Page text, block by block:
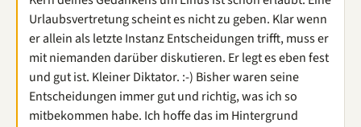
Urlaubsvertretung scheint es nicht zu geben. Klar wenn
er allein als letzte Instanz Entscheidungen trifft, muss er
mit niemanden darüber diskutieren. Er legt es eben fest
und gut ist. Kleiner Diktator. :-) Bisher waren seine
Entscheidungen immer gut und richtig, was ich so
mitbekommen habe. Ich hoffe das im Hintergrund